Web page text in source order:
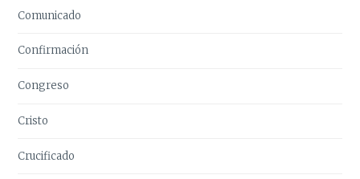
Comunicado
Confirmación
Congreso
Cristo
Crucificado